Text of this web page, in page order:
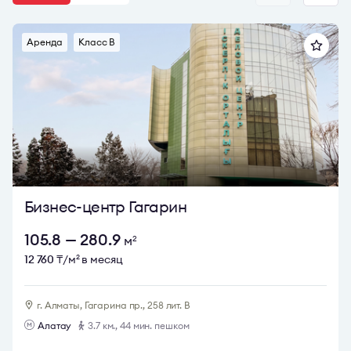
Выяснить стоимость аренды, запросить планировку, а
также выяснить все детали аренды офиса в МТС вы
можете у консультантов Bright Rich. Оставляйте заявку
через кнопку «Записаться на просмотр». Мы оперативно
Аренда Класс B
Бизнес-центр Гагарин
105.8 — 280.9 м2
12 760₸/м2в месяц
г. Алматы, Гагарина пр., 258 лит. В
Алатау
3.7 км., 44 мин. пешком